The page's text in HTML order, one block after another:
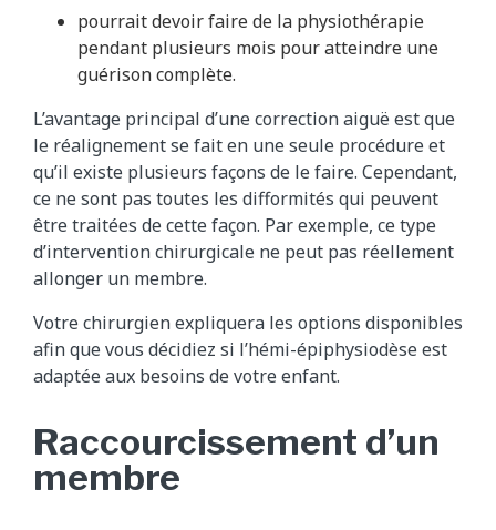
pourrait devoir faire de la physiothérapie
pendant plusieurs mois pour atteindre une
guérison complète.
L’avantage principal d’une correction aiguë est que
le réalignement se fait en une seule procédure et
qu’il existe plusieurs façons de le faire. Cependant,
ce ne sont pas toutes les difformités qui peuvent
être traitées de cette façon. Par exemple, ce type
d’intervention chirurgicale ne peut pas réellement
allonger un membre.
Votre chirurgien expliquera les options disponibles
afin que vous décidiez si l’hémi-épiphysiodèse est
adaptée aux besoins de votre enfant.
Raccourcissement d’un
membre